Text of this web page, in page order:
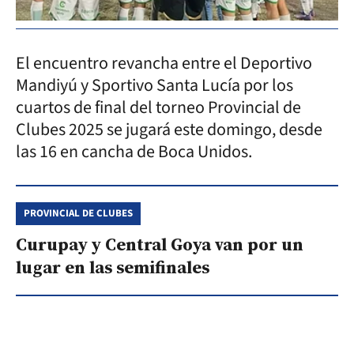
El encuentro revancha entre el Deportivo
Mandiyú y Sportivo Santa Lucía por los
cuartos de final del torneo Provincial de
Clubes 2025 se jugará este domingo, desde
las 16 en cancha de Boca Unidos.
PROVINCIAL DE CLUBES
Curupay y Central Goya van por un
lugar en las semifinales